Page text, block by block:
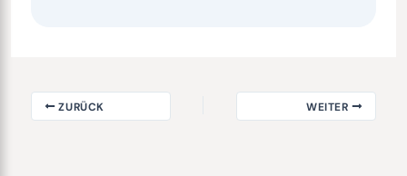
ZURÜCK WEITER